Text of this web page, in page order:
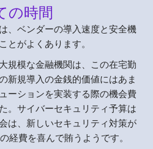
の時間
、ベンダーの導入速度と安全機
とがよくあります。
規模な金融機関は、この在宅勤
新規導入の金銭的価値にはあま
ーションを実装する際の機会費
。サイバーセキュリティ予算は
は、新しいセキュリティ対策が
経費を喜んで賄うようです。